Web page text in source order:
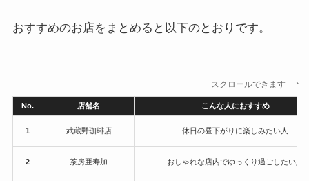
おすすめのお店をまとめると以下のとおりです。
スクロールできます
No. 店舗名 こんな人におすすめ
1 武蔵野珈琲店 休日の昼下がりに楽しみたい人
2 茶房亜寿加 おしゃれな店内でゆっくり過ごしたい人